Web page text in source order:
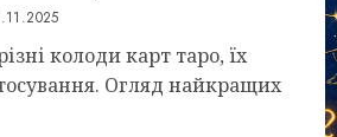
колоди карт таро, їх
Огляд найкращих